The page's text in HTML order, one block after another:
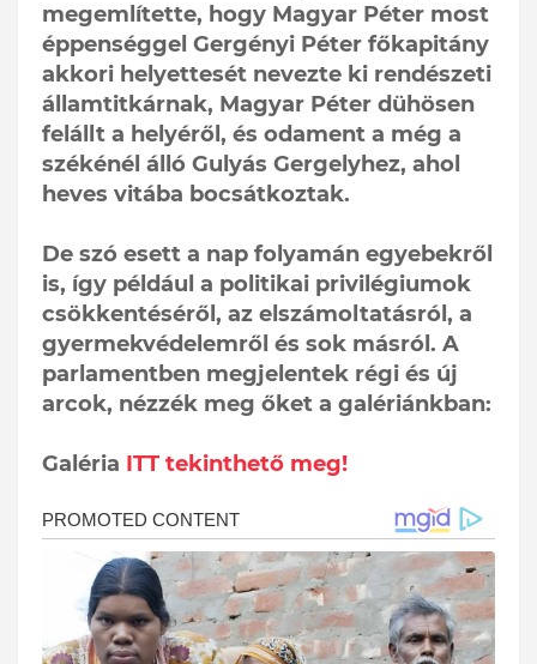
megemlítette, hogy Magyar Péter most
éppenséggel Gergényi Péter főkapitány
akkori helyettesét nevezte ki rendészeti
államtitkárnak, Magyar Péter dühösen
felállt a helyéről, és odament a még a
székénél álló Gulyás Gergelyhez, ahol
heves vitába bocsátkoztak.
De szó esett a nap folyamán egyebekről
is, így például a politikai privilégiumok
csökkentéséről, az elszámoltatásról, a
gyermekvédelemről és sok másról. A
parlamentben megjelentek régi és új
arcok, nézzék meg őket a galériánkban:
Galéria ITT tekinthető meg!